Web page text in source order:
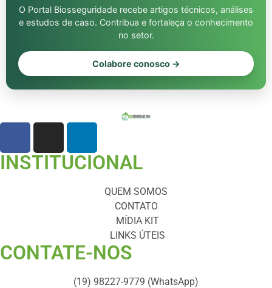
O Portal Biosseguridade recebe artigos técnicos, análises
e estudos de caso. Contribua e fortaleça o conhecimento
no setor.
Colabore conosco →
INSTITUCIONAL
QUEM SOMOS
CONTATO
MÍDIA KIT
LINKS ÚTEIS
CONTATE-NOS ​
(19) 98227-9779 (WhatsApp)